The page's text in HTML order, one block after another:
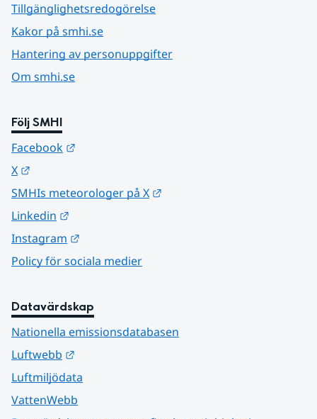
Tillgänglighetsredogörelse
Kakor på smhi.se
Hantering av personuppgifter
Om smhi.se
Följ SMHI
Facebook
X
SMHIs meteorologer på X
Linkedin
Instagram
Policy för sociala medier
Datavärdskap
Nationella emissionsdatabasen
Luftwebb
Luftmiljödata
VattenWebb